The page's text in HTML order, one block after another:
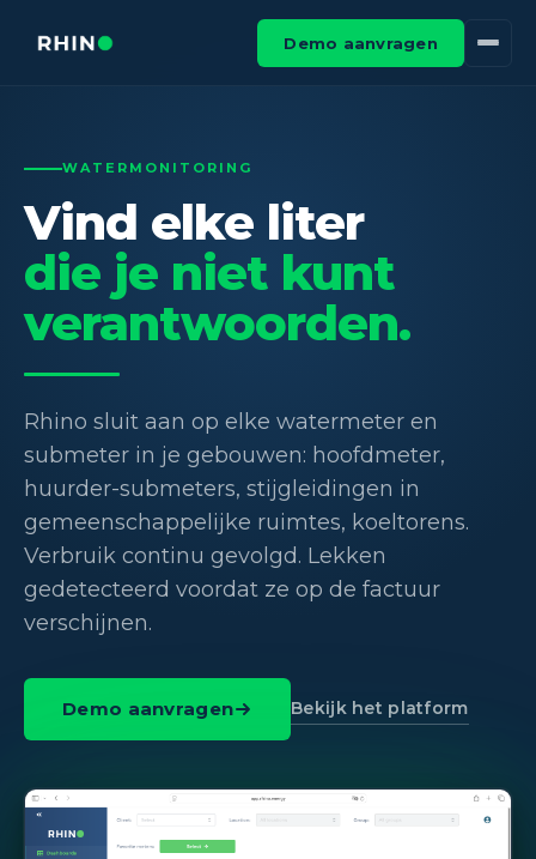
Demo aanvragen
WATERMONITORING
Vind elke liter
die je niet kunt
verantwoorden.
Rhino sluit aan op elke watermeter en
submeter in je gebouwen: hoofdmeter,
huurder-submeters, stijgleidingen in
gemeenschappelijke ruimtes, koeltorens.
Verbruik continu gevolgd. Lekken
gedetecteerd voordat ze op de factuur
verschijnen.
Demo aanvragen Bekijk het platform